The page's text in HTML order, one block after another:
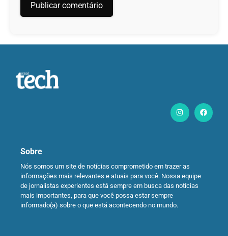
Sobre
Nós somos um site de notícias comprometido em trazer as
informações mais relevantes e atuais para você. Nossa equipe
de jornalistas experientes está sempre em busca das notícias
mais importantes, para que você possa estar sempre
informado(a) sobre o que está acontecendo no mundo.